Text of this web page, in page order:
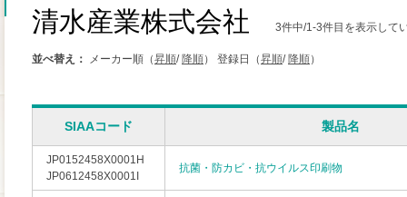
清水産業株式会社 3件中/1-3件目を表示して
並べ替え： メーカー順（昇順/ 降順） 登録日（昇順/ 降順）
SIAAコード 製品名
JP0152458X0001H
JP0612458X0001I
抗菌・防カビ・抗ウイルス印刷物